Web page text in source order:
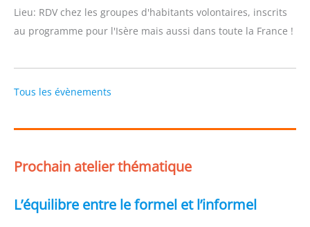
Lieu: RDV chez les groupes d'habitants volontaires, inscrits
au programme pour l'Isère mais aussi dans toute la France !
Tous les évènements
Prochain atelier thématique
L’équilibre entre le formel et l’informel